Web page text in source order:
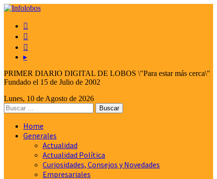



▸
PRIMER DIARIO DIGITAL DE LOBOS \"Para estar más cerca\"
Fundado el 15 de Julio de 2002
Lunes, 10 de Agosto de 2026
Home
Generales
Actualidad
Actualidad Política
Curiosidades, Consejos y Novedades
Empresariales